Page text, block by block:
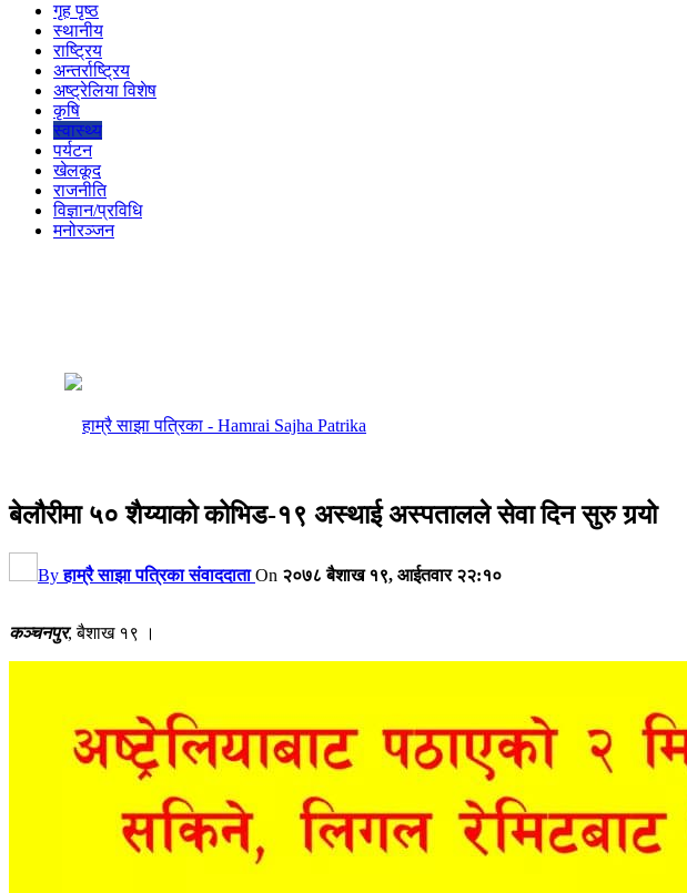
गृह पृष्ठ
स्थानीय
राष्ट्रिय
अन्तर्राष्ट्रिय
अष्ट्रेलिया विशेष
कृषि
स्वास्थ्य
पर्यटन
खेलकूद
राजनीति
विज्ञान/प्रविधि
मनोरञ्जन
बेलौरीमा ५० शैय्याको कोभिड-१९ अस्थाई अस्पतालले सेवा दिन सुरु गर्‍यो
Byहाम्रै साझा पत्रिका संवाददाता On २०७८ बैशाख १९, आईतवार २२:१०
कञ्चनपुर, बैशाख १९ ।